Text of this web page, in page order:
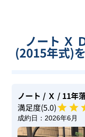
ノート Ｘ
(2015年式)
ノート / Ｘ / 11年
満足度(5.0)
成約日： 2026年6月